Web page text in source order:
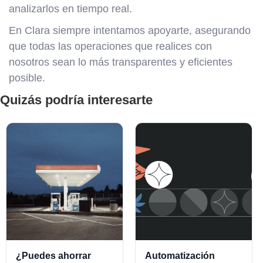
analizarlos en tiempo real.
En Clara siempre intentamos apoyarte, asegurando
que todas las operaciones que realices con
nosotros sean lo más transparentes y eficientes
posible.
Quizás podría interesarte
¿Puedes ahorrar
Automatización